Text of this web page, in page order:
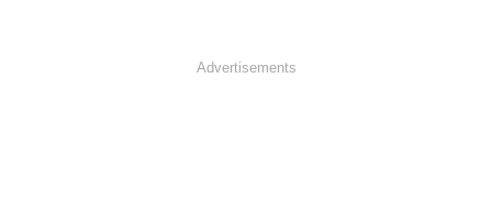
Advertisements